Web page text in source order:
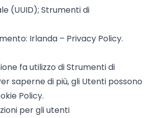
(UUID); Strumenti di
Irlanda – Privacy Policy.
fa utilizzo di Strumenti di
saperne di più, gli Utenti possono
Policy.
per gli utenti